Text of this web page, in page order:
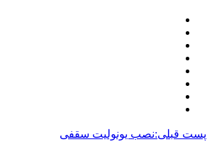
پست قبلی:نصب یونولیت سقفی